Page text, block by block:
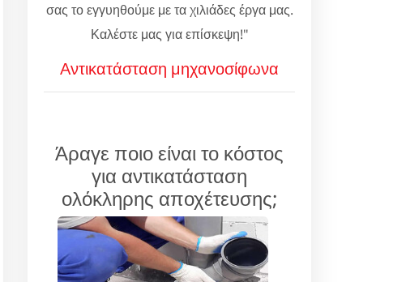
σας το εγγυηθούμε με τα χιλιάδες έργα μας.
Καλέστε μας για επίσκεψη!"
Αντικατάσταση μηχανοσίφωνα
Άραγε ποιο είναι το κόστος
για αντικατάσταση
ολόκληρης αποχέτευσης;